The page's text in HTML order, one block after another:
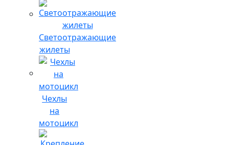
Светоотражающие
жилеты
Чехлы
на
мотоцикл